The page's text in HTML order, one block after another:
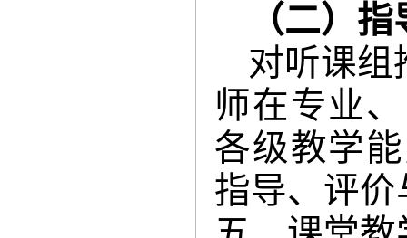
（二）
对听课组
师在专业
各级教学
指导、评